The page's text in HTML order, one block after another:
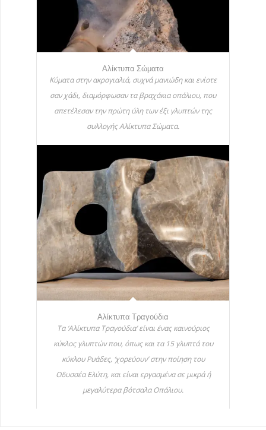
Αλίκτυπα Σώματα
Κύματα στην ακρογιαλιά, συχνά μανιώδη και ενίοτε
σαν χάδι, διαμόρφωσαν τα βραχάκια οπάλιου, που
απετέλεσαν την πρώτη ύλη των έξι γλυπτών της
συλλογής Αλίκτυπα Σώματα.
Αλίκτυπα Τραγούδια
Τα ‘Αλίκτυπα Τραγούδια’ είναι ένας καινούριος
κύκλος γλυπτών που, όπως και τα 15 γλυπτά του
κύκλου Ρυάδες, ‘χορεύουν’ στην ποίηση του
Οδυσσέα Ελύτη, και είναι εργασμένα σε μικρά ή
μεγαλύτερα βότσαλα Οπάλιου.